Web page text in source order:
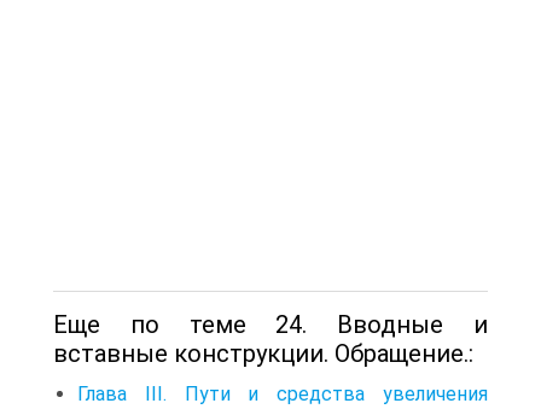
Еще по теме 24. Вводные и
вставные конструкции. Обращение.:
Глава III. Пути и средства увеличения